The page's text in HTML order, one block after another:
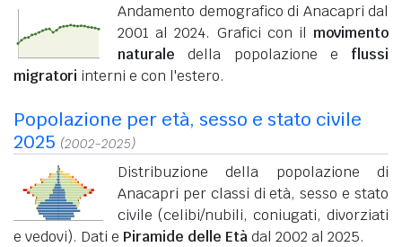
Andamento demografico di Anacapri dal
2001 al 2024. Grafici con il movimento
naturale della popolazione e flussi
migratori interni e con l'estero.
Popolazione per età, sesso e stato civile
2025 (2002-2025)
Distribuzione della popolazione di
Anacapri per classi di età, sesso e stato
civile (celibi/nubili, coniugati, divorziati
e vedovi). Dati e Piramide delle Etàdal 2002 al 2025.